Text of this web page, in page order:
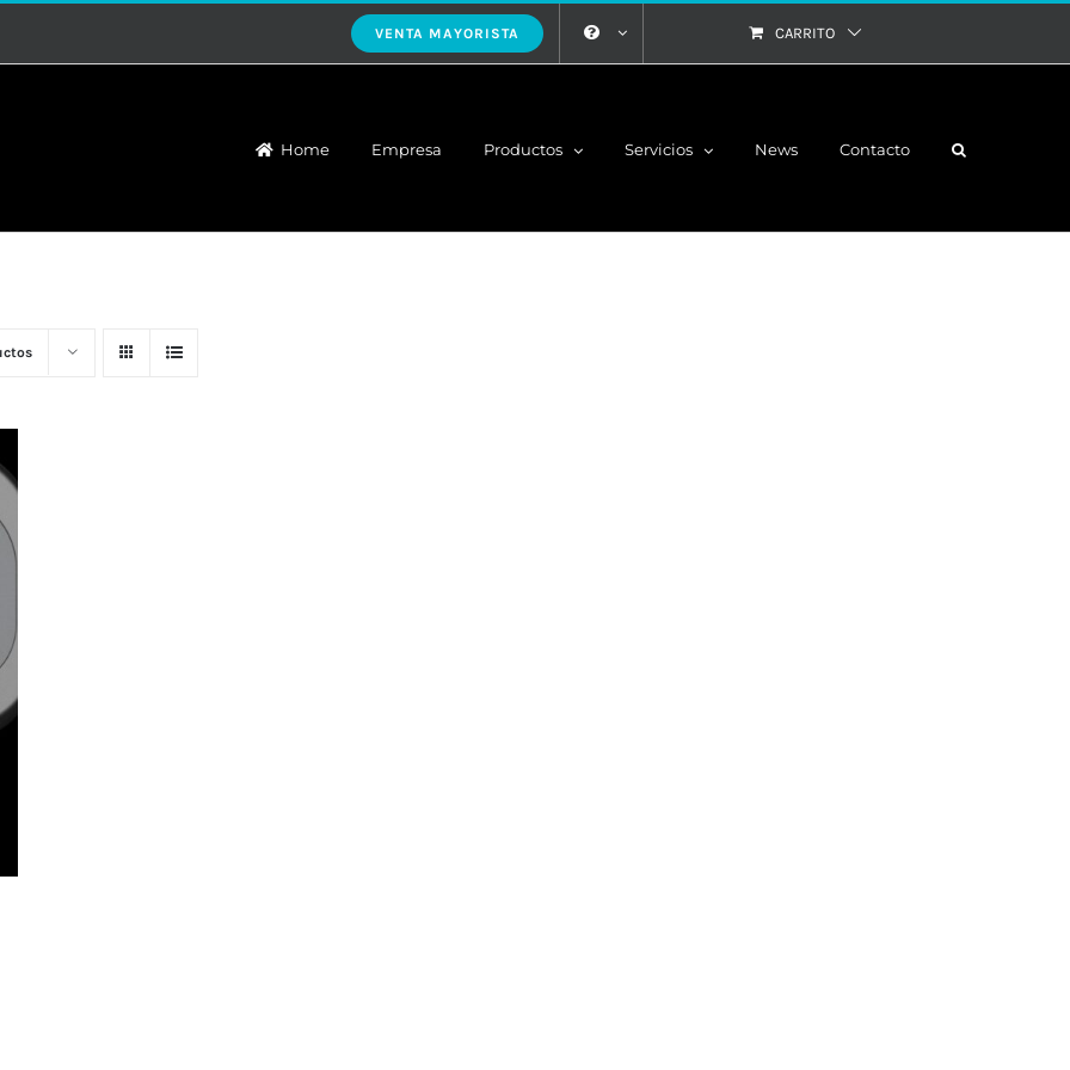
VENTA MAYORISTA CARRITO
Home Empresa Productos Servicios News Contacto